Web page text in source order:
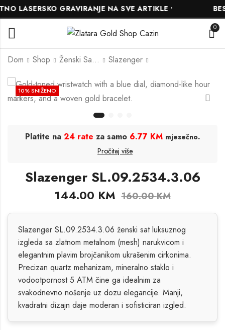
LASERSKO GRAVIRANJE NA SVE ARTIKLE •
0
Dom Shop Ženski Satovi Slazenger
Slazenger
Slazenger
SL.09.2458.3.03
10% SNIŽENO
Platite na 24 rate za samo 6.77 KM mjesečno.
Pročitaj više
Slazenger SL.09.2534.3.06
144.00 KM 160.00KM
Slazenger SL.09.2534.3.06 ženski sat luksuznog
izgleda sa zlatnom metalnom (mesh) narukvicom i
elegantnim plavim brojčanikom ukrašenim cirkonima.
Precizan quartz mehanizam, mineralno staklo i
vodootpornost 5 ATM čine ga idealnim za
svakodnevno nošenje uz dozu elegancije. Manji,
kvadratni dizajn daje moderan i sofisticiran izgled.